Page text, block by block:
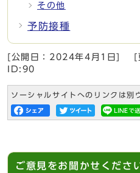
その他
予防接種
[公開日： 2024年4月1日
ID:90
ソーシャルサイトへのリンクは別
ご意見をお聞かせくださ